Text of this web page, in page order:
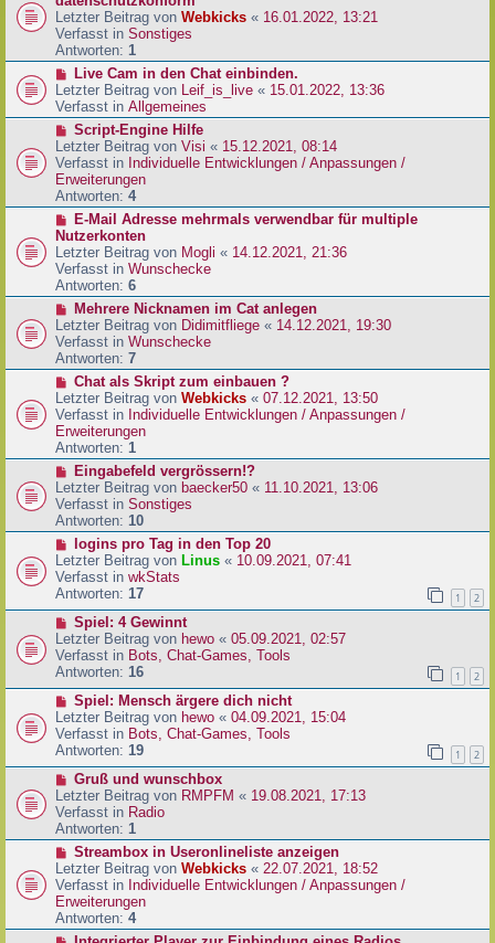
g
B
e
i
t
a
g
u
e
r
B
e
i
t
a
g
Letzter Beitrag von Webkicks « 16.01.2022, 13:21
Verfasst in Sonstiges
Antworten: 1
N
e
u
e
r
B
e
i
t
a
g
Live Cam in den Chat einbinden.
Letzter Beitrag von Leif_is_live « 15.01.2022, 13:36
Verfasst in Allgemeines
N
e
u
e
r
B
e
i
t
r
a
g
Script-Engine Hilfe
Letzter Beitrag von Visi « 15.12.2021, 08:14
Verfasst in Individuelle Entwicklungen / Anpassungen /
Erweiterungen
Antworten: 4
N
e
u
e
r
B
e
i
t
r
a
g
E-Mail Adresse mehrmals verwendbar für multiple
Nutzerkonten
Letzter Beitrag von Mogli « 14.12.2021, 21:36
Verfasst in Wunschecke
Antworten: 6
N
e
u
e
r
B
e
i
t
r
a
g
Mehrere Nicknamen im Cat anlegen
Letzter Beitrag von Didimitfliege « 14.12.2021, 19:30
Verfasst in Wunschecke
Antworten: 7
N
e
u
e
r
B
e
i
t
r
a
g
Chat als Skript zum einbauen ?
Letzter Beitrag von Webkicks « 07.12.2021, 13:50
Verfasst in Individuelle Entwicklungen / Anpassungen /
Erweiterungen
Antworten: 1
N
e
u
e
r
B
e
i
t
a
g
Eingabefeld vergrössern!?
Letzter Beitrag von baecker50 « 11.10.2021, 13:06
Verfasst in Sonstiges
Antworten: 10
N
e
u
e
r
B
e
i
t
r
a
g
logins pro Tag in den Top 20
Letzter Beitrag von Linus « 10.09.2021, 07:41
Verfasst in wkStats
Antworten: 17 1 2
N
e
u
e
r
B
e
i
t
r
a
g
Spiel: 4 Gewinnt
Letzter Beitrag von hewo « 05.09.2021, 02:57
Verfasst in Bots, Chat-Games, Tools
Antworten: 16 1 2
N
e
u
e
r
B
e
i
t
a
g
Spiel: Mensch ärgere dich nicht
Letzter Beitrag von hewo « 04.09.2021, 15:04
Verfasst in Bots, Chat-Games, Tools
Antworten: 19 1 2
N
e
u
e
r
B
e
i
t
r
Gruß und wunschbox
Letzter Beitrag von RMPFM « 19.08.2021, 17:13
Verfasst in Radio
Antworten: 1
N
e
u
e
r
B
Streambox in Useronlineliste anzeigen
Letzter Beitrag von Webkicks « 22.07.2021, 18:52
Verfasst in Individuelle Entwicklungen / Anpassungen /
Erweiterungen
Antworten: 4